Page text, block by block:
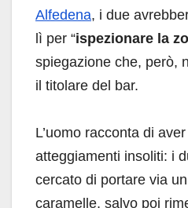
Alfedena, i due
lì per “ispezionare la
spiegazione che, però,
il titolare del bar.
L’uomo racconta di
atteggiamenti insoliti: i
cercato di portare via
caramelle, salvo poi